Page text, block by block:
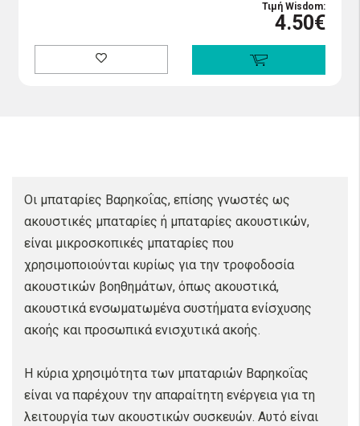
Τιμή Wisdom:
4.50€
Οι μπαταρίες Βαρηκοΐας, επίσης γνωστές ως
ακουστικές μπαταρίες ή μπαταρίες ακουστικών,
είναι μικροσκοπικές μπαταρίες που
χρησιμοποιούνται κυρίως για την τροφοδοσία
ακουστικών βοηθημάτων, όπως ακουστικά,
ακουστικά ενσωματωμένα συστήματα ενίσχυσης
ακοής και προσωπικά ενισχυτικά ακοής.
Η κύρια χρησιμότητα των μπαταριών Βαρηκοΐας
είναι να παρέχουν την απαραίτητη ενέργεια για τη
λειτουργία των ακουστικών συσκευών. Αυτό είναι